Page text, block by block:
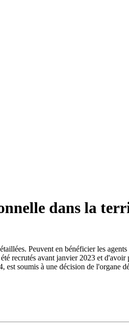
dans la
Peuvent en bénéficier les agents
recrutés avant janvier 2023 et
soumis à une décision de l'organe